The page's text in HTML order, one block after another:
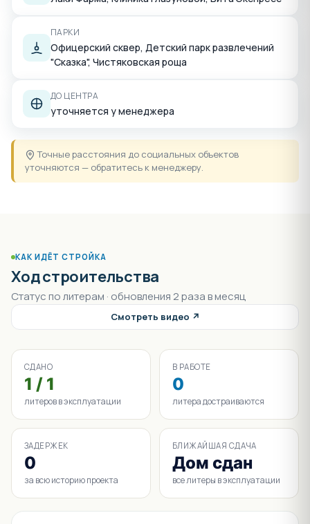
ПАРКИ
Офицерский сквер, Детский парк развлечений
"Сказка", Чистяковская роща
ДО ЦЕНТРА
уточняется у менеджера
Точные расстояния до социальных объектов
уточняются — обратитесь к менеджеру.
КАК ИДЁТ СТРОЙКА
Ход строительства
Статус по литерам · обновления 2 раза в месяц
Смотреть видео ↗
СДАНО
1 / 1
литеров в эксплуатации
В РАБОТЕ
0
литера достраиваются
ЗАДЕРЖЕК
0
за всю историю проекта
БЛИЖАЙШАЯ СДАЧА
Дом сдан
все литеры в эксплуатации